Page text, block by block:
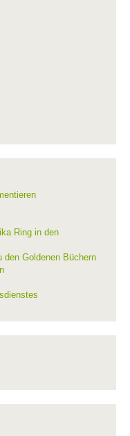
Ring in den
Goldenen Büchern